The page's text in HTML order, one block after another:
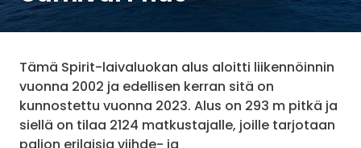
Tämä Spirit-laivaluokan alus aloitti liikennöinnin
vuonna 2002 ja edellisen kerran sitä on
kunnostettu vuonna 2023. Alus on 293 m pitkä ja
siellä on tilaa 2124 matkustajalle, joille tarjotaan